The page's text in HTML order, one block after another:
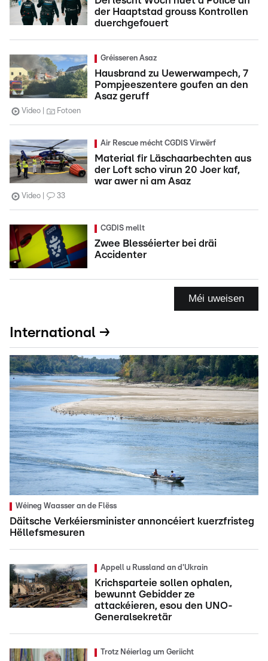
der Haaptstad grouss Kontrollen
duerchgefouert
Gréisseren Asaz
Hausbrand zu Uewerwampech, 7
Pompjeeszentere goufen an den
Asaz geruff
Video Fotoen
Air Rescue mécht CGDIS Virwërf
Material fir Läschaarbechten aus
der Loft scho virun 20 Joer kaf,
war awer ni am Asaz
Video 33
CGDIS mellt
Zwee Blesséierter bei dräi
Accidenter
Méi uweisen
International →
Wéineg Waasser an de Flëss
Däitsche Verkéiersminister annoncéiert kuerzfristeg
Hëllefsmesuren
Appell u Russland an d'Ukrain
Krichsparteie sollen ophalen,
bewunnt Gebidder ze
attackéieren, esou den UNO-
Generalsekretär
Trotz Néierlag um Geriicht